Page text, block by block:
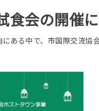
食会の開催
ある中で、市国際交流